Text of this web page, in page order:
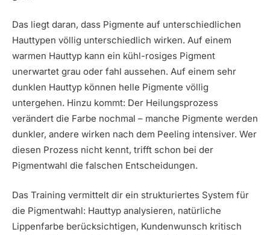
Das liegt daran, dass Pigmente auf unterschiedlichen
Hauttypen völlig unterschiedlich wirken. Auf einem
warmen Hauttyp kann ein kühl-rosiges Pigment
unerwartet grau oder fahl aussehen. Auf einem sehr
dunklen Hauttyp können helle Pigmente völlig
untergehen. Hinzu kommt: Der Heilungsprozess
verändert die Farbe nochmal – manche Pigmente werden
dunkler, andere wirken nach dem Peeling intensiver. Wer
diesen Prozess nicht kennt, trifft schon bei der
Pigmentwahl die falschen Entscheidungen.
Das Training vermittelt dir ein strukturiertes System für
die Pigmentwahl: Hauttyp analysieren, natürliche
Lippenfarbe berücksichtigen, Kundenwunsch kritisch